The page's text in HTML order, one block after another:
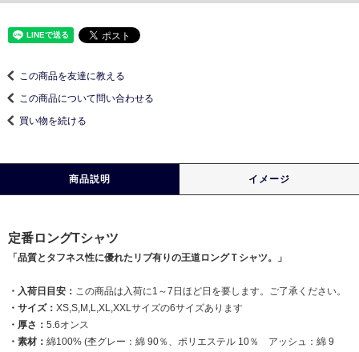
この商品を友達に教える
この商品について問い合わせる
買い物を続ける
商品説明 イメージ
定番ロングTシャツ
「品質とタフネス性に優れたリブ有りの王道ロングＴシャツ。」
・入荷日目安： この商品は入荷に1～7日ほど日を要します。ご了承ください。
・サイズ： XS,S,M,L,XL,XXLサイズの6サイズあります
・厚さ： 5.6オンス
・素材： 綿100% (杢グレー：綿 90％、ポリエステル 10％ アッシュ：綿 9